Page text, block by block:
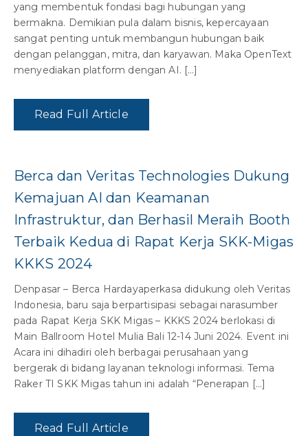
yang membentuk fondasi bagi hubungan yang
bermakna. Demikian pula dalam bisnis, kepercayaan
sangat penting untuk membangun hubungan baik
dengan pelanggan, mitra, dan karyawan. Maka OpenText
menyediakan platform dengan AI. […]
Read Full Article
Berca dan Veritas Technologies Dukung
Kemajuan AI dan Keamanan
Infrastruktur, dan Berhasil Meraih Booth
Terbaik Kedua di Rapat Kerja SKK-Migas
KKKS 2024
Denpasar – Berca Hardayaperkasa didukung oleh Veritas
Indonesia, baru saja berpartisipasi sebagai narasumber
pada Rapat Kerja SKK Migas – KKKS 2024 berlokasi di
Main Ballroom Hotel Mulia Bali 12-14 Juni 2024. Event ini
Acara ini dihadiri oleh berbagai perusahaan yang
bergerak di bidang layanan teknologi informasi. Tema
Raker TI SKK Migas tahun ini adalah “Penerapan […]
Read Full Article